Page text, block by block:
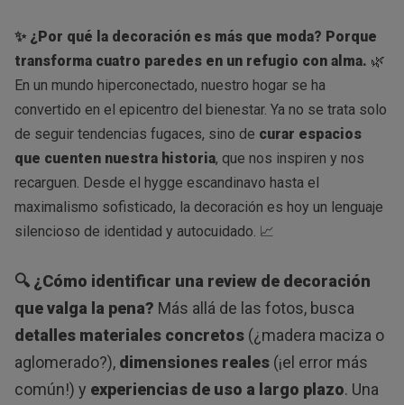
✨ ¿Por qué la decoración es más que moda? Porque
transforma cuatro paredes en un refugio con alma. 🌿
En un mundo hiperconectado, nuestro hogar se ha
convertido en el epicentro del bienestar. Ya no se trata solo
de seguir tendencias fugaces, sino de curar espacios
que cuenten nuestra historia, que nos inspiren y nos
recarguen. Desde el hygge escandinavo hasta el
maximalismo sofisticado, la decoración es hoy un lenguaje
silencioso de identidad y autocuidado. 📈
🔍 ¿Cómo identificar una review de decoración
que valga la pena? Más allá de las fotos, busca
detalles materiales concretos (¿madera maciza o
aglomerado?), dimensiones reales (¡el error más
común!) y experiencias de uso a largo plazo. Una